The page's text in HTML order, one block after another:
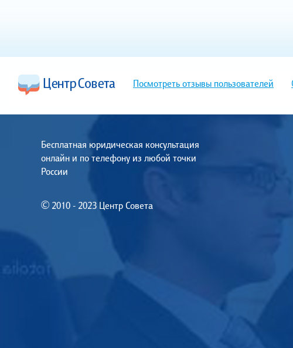
Посмотреть отзывы пользователей
Бесплатная юридическая консультация
онлайн и по телефону из любой точки
России
© 2010 - 2023 Центр Совета